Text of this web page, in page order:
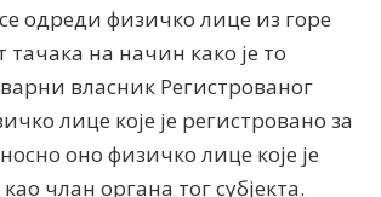
одреди физичко лице из горе
тачака на начин како је то
власник Регистрованог
лице које је регистровано за
оно физичко лице које је
члан органа тог субјекта.